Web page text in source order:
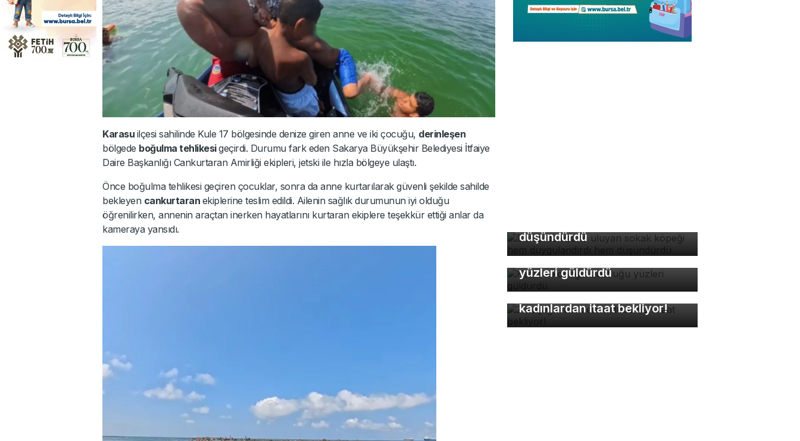
Karasu ilçesi sahilinde Kule 17 bölgesinde denize giren anne ve iki çocuğu, derinleşen
bölgede boğulma tehlikesigeçirdi. Durumu fark eden Sakarya Büyükşehir Belediyesi İtfaiye
Daire Başkanlığı Cankurtaran Amirliği ekipleri, jetski ile hızla bölgeye ulaştı.
Önce boğulma tehlikesi geçiren çocuklar, sonra da anne kurtarılarak güvenli şekilde sahilde
bekleyen cankurtaran ekiplerine teslim edildi. Ailenin sağlık durumunun iyi olduğu
öğrenilirken, annenin araçtan inerken hayatlarını kurtaran ekiplere teşekkür ettiği anlar da
kameraya yansıdı.
düşündürdü
Kedi ve köpeğin dostluğu
yüzleri güldürdü
Z kuşağı erkekleri
kadınlardan itaat bekliyor!